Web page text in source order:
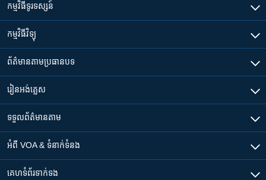
កម្មវិធី​ទូរទស្សន៍
កម្មវិធី​វិទ្យុ
ព័ត៌មាន​តាមប្រធានបទ​
រៀន​​អង់គ្លេស
ទទួល​ព័ត៌មាន​តាម
អំពី​ VOA & ទំនាក់ទំនង
គេហទំព័រ​​ទាក់ទង